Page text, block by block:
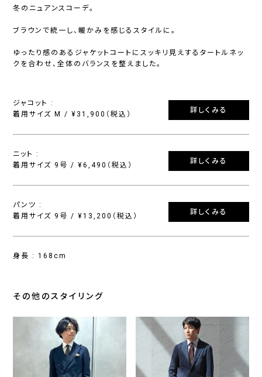
冬のニュアンスコーデ。
ブラウンで統一し、暖かみを感じるスタイルに。
ゆったり感のあるジャケットコートにスッキリ見えするタートルネッ
クを合わせ、全体のバランスを整えました。
ジャコット :
着用サイズ M / ¥31,900（税込）
詳しくみる
ニット :
着用サイズ 9号 / ¥6,490（税込）
詳しくみる
パンツ :
着用サイズ 9号 / ¥13,200（税込）
詳しくみる
身長 : 168cm
その他のスタイリング